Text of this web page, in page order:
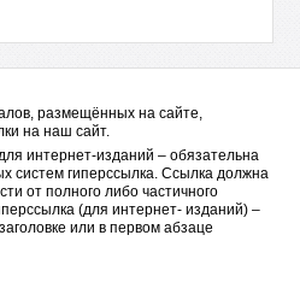
размещённых на сайте,
на наш сайт.
интернет-изданий – обязательна
систем гиперссылка. Ссылка должна
от полного либо частичного
(для интернет- изданий) –
или в первом абзаце